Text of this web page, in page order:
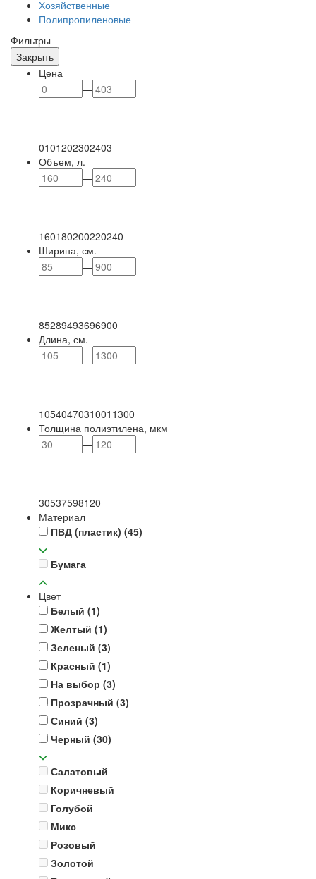
Хозяйственные
Полипропиленовые
Фильтры
Закрыть
Цена
—
0101202302403
Объем, л.
—
160180200220240
Ширина, см.
—
85289493696900
Длина, см.
—
1054047031001 1300
Толщина полиэтилена, мкм
—
30537598120
Материал
ПВД (пластик) (45)
Бумага
Цвет
Белый (1)
Желтый (1)
Зеленый (3)
Красный (1)
На выбор (3)
Прозрачный (3)
Синий (3)
Черный (30)
Салатовый
Коричневый
Голубой
Микс
Розовый
Золотой